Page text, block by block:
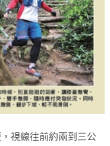
視線往前約兩到三公